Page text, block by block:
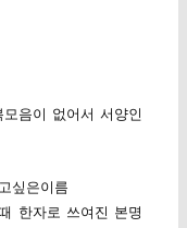
모음이 없어서 서양인
싶은이름
한자로 쓰여진 본명